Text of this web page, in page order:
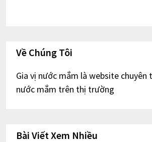
Về Chúng Tôi
Gia vị nước mắm là website chuyên
nước mắm trên thị trường
Bài Viết Xem Nhiều